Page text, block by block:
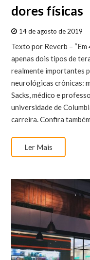
dores físicas
14 de agosto de 2019
Texto por Reverb –
apenas dois tipos de
realmente importantes
neurológicas crônicas:
Sacks, médico e
universidade de
carreira. Confira
Ler Mais